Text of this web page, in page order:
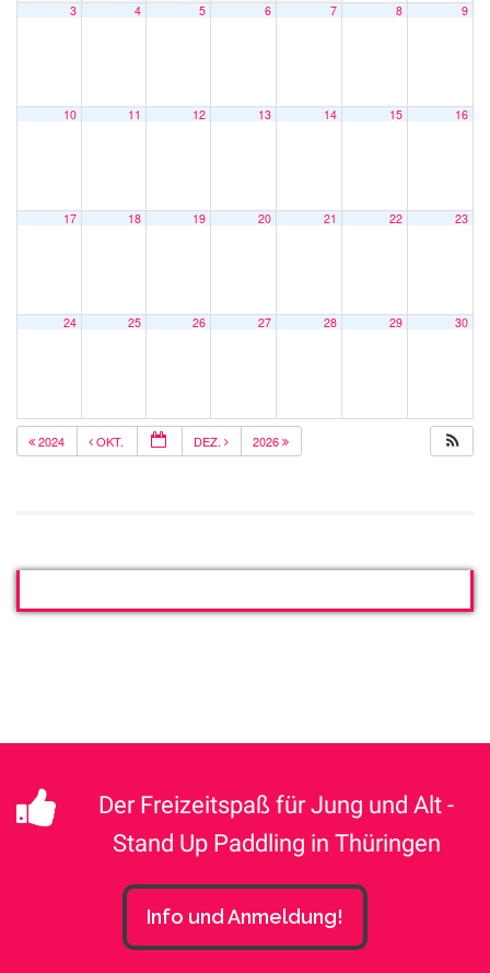
3 4 5 6 7 8 9
10 11 12 13 14 15 16
17 18 19 20 21 22 23
24 25 26 27 28 29 30
2024 OKT. DEZ. 2026
Der Freizeitspaß für Jung und Alt -
Stand Up Paddling in Thüringen
Info und Anmeldung!